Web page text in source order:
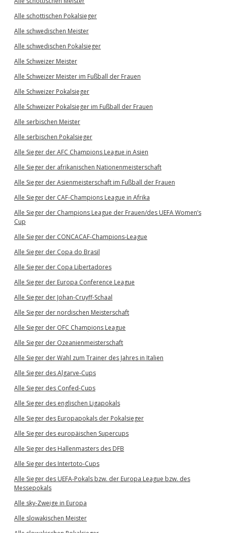
Alle schottischen Pokalsieger
Alle schwedischen Meister
Alle schwedischen Pokalsieger
Alle Schweizer Meister
Alle Schweizer Meister im Fußball der Frauen
Alle Schweizer Pokalsieger
Alle Schweizer Pokalsieger im Fußball der Frauen
Alle serbischen Meister
Alle serbischen Pokalsieger
Alle Sieger der AFC Champions League in Asien
Alle Sieger der afrikanischen Nationenmeisterschaft
Alle Sieger der Asienmeisterschaft im Fußball der Frauen
Alle Sieger der CAF-Champions League in Afrika
Alle Sieger der Champions League der Frauen/des UEFA Women’s
Cup
Alle Sieger der CONCACAF-Champions-League
Alle Sieger der Copa do Brasil
Alle Sieger der Copa Libertadores
Alle Sieger der Europa Conference League
Alle Sieger der Johan-Cruyff-Schaal
Alle Sieger der nordischen Meisterschaft
Alle Sieger der OFC Champions League
Alle Sieger der Ozeanienmeisterschaft
Alle Sieger der Wahl zum Trainer des Jahres in Italien
Alle Sieger des Algarve-Cups
Alle Sieger des Confed-Cups
Alle Sieger des englischen Ligapokals
Alle Sieger des Europapokals der Pokalsieger
Alle Sieger des europäischen Supercups
Alle Sieger des Hallenmasters des DFB
Alle Sieger des Intertoto-Cups
Alle Sieger des UEFA-Pokals bzw. der Europa League bzw. des
Messepokals
Alle sky-Zweige in Europa
Alle slowakischen Meister